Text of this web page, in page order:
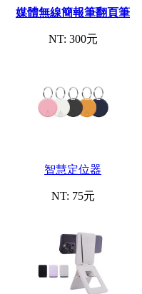
媒體無線簡報筆翻頁筆
NT: 300元
智慧定位器
NT: 75元